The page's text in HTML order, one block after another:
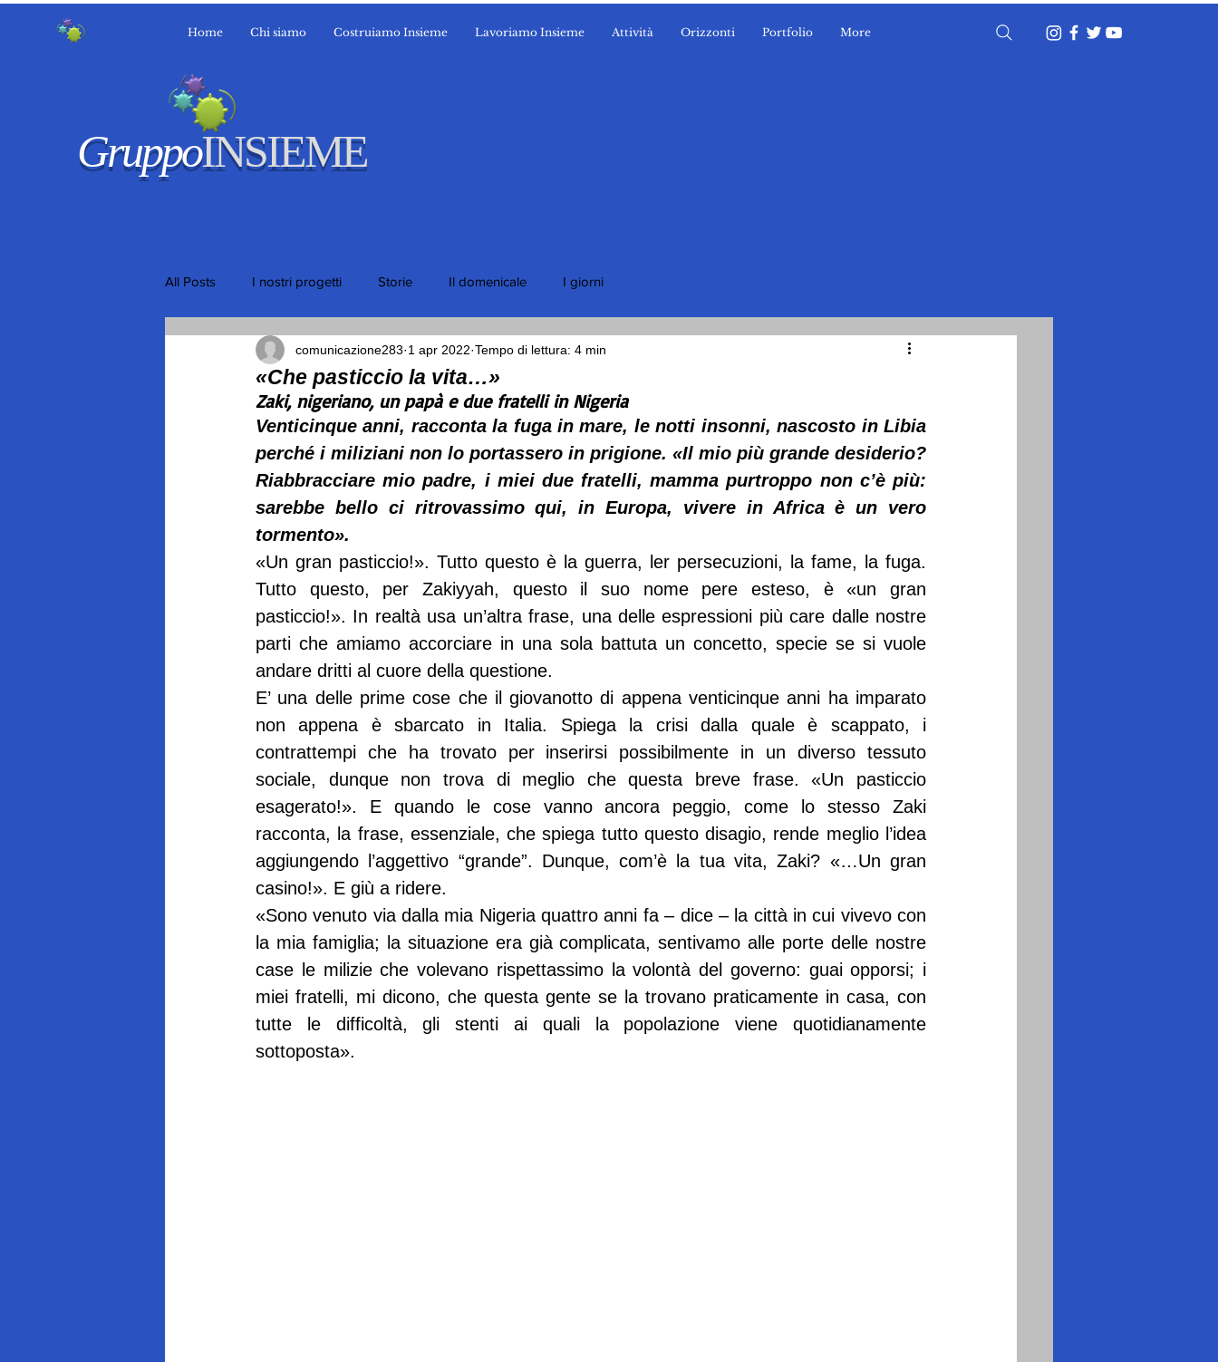
GruppoINSIEME
Home Chi siamo Costruiamo Insieme Lavoriamo Insieme Attività Orizzonti Portfolio More
All Posts I nostri progetti Storie Il domenicale I giorni
«Che pasticcio la vita…»
comunicazione283 1 apr 2022 Tempo di lettura: 4 min
Zaki, nigeriano, un papà e due fratelli in Nigeria
Venticinque anni, racconta la fuga in mare, le notti insonni, nascosto in Libia
perché i miliziani non lo portassero in prigione. «Il mio più grande desiderio?
Riabbracciare mio padre, i miei due fratelli, mamma purtroppo non c’è più:
sarebbe bello ci ritrovassimo qui, in Europa, vivere in Africa è un vero
tormento».
«Un gran pasticcio!». Tutto questo è la guerra, ler persecuzioni, la fame, la fuga.
Tutto questo, per Zakiyyah, questo il suo nome pere esteso, è «un gran
pasticcio!». In realtà usa un’altra frase, una delle espressioni più care dalle nostre
parti che amiamo accorciare in una sola battuta un concetto, specie se si vuole
andare dritti al cuore della questione.
E’ una delle prime cose che il giovanotto di appena venticinque anni ha imparato
non appena è sbarcato in Italia. Spiega la crisi dalla quale è scappato, i
contrattempi che ha trovato per inserirsi possibilmente in un diverso tessuto
sociale, dunque non trova di meglio che questa breve frase. «Un pasticcio
esagerato!». E quando le cose vanno ancora peggio, come lo stesso Zaki
racconta, la frase, essenziale, che spiega tutto questo disagio, rende meglio l’idea
aggiungendo l’aggettivo “grande”. Dunque, com’è la tua vita, Zaki? «…Un gran
casino!». E giù a ridere.
«Sono venuto via dalla mia Nigeria quattro anni fa – dice – la città in cui vivevo con
la mia famiglia; la situazione era già complicata, sentivamo alle porte delle nostre
case le milizie che volevano rispettassimo la volontà del governo: guai opporsi; i
miei fratelli, mi dicono, che questa gente se la trovano praticamente in casa, con
tutte le difficoltà, gli stenti ai quali la popolazione viene quotidianamente
sottoposta».